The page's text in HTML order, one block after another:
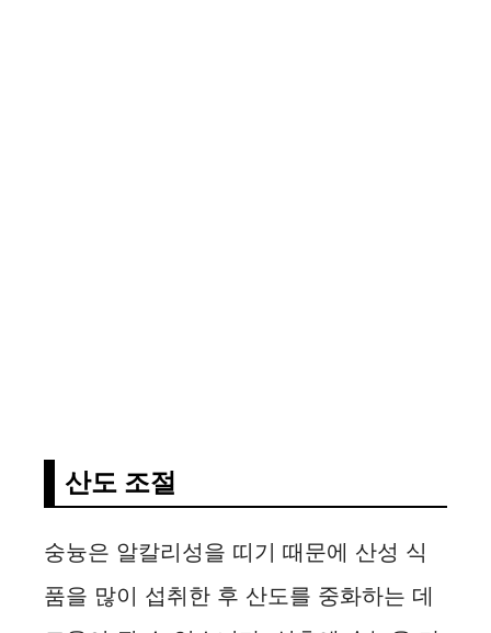
산도 조절
숭늉은 알칼리성을 띠기 때문에 산성 식
품을 많이 섭취한 후 산도를 중화하는 데